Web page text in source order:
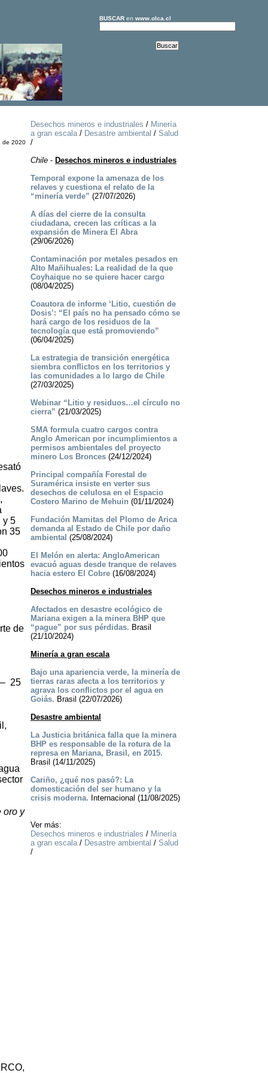
BUSCARen www.olca.cl
de 2020
y 5
35
de
– 25
oro y
Desechos mineros e industriales / Minería
a gran escala/ Desastre ambiental / Salud
/
Chile- Desechos mineros e industriales
Temporal expone la amenaza de los
relaves y cuestiona el relato de la
“minería verde” (27/07/2026)
A días del cierre de la consulta
ciudadana, crecen las críticas a la
expansión de Minera El Abra
(29/06/2026)
Contaminación por metales pesados en
Alto Mañihuales: La realidad de la que
Coyhaique no se quiere hacer cargo
(08/04/2025)
Coautora de informe ‘Litio, cuestión de
Dosis’: “El país no ha pensado cómo se
hará cargo de los residuos de la
tecnología que está promoviendo”
(06/04/2025)
La estrategia de transición energética
siembra conflictos en los territorios y
las comunidades a lo largo de Chile
(27/03/2025)
Webinar “Litio y residuos…el círculo no
cierra” (21/03/2025)
SMA formula cuatro cargos contra
Anglo American por incumplimientos a
permisos ambientales del proyecto
minero Los Bronces(24/12/2024)
Principal compañía Forestal de
Suramérica insiste en verter sus
desechos de celulosa en el Espacio
Costero Marino de Mehuin (01/11/2024)
Fundación Mamitas del Plomo de Arica
demanda al Estado de Chile por daño
ambiental (25/08/2024)
El Melón en alerta: AngloAmerican
evacuó aguas desde tranque de relaves
hacia estero El Cobre(16/08/2024)
Desechos mineros e industriales
Afectados en desastre ecológico de
Mariana exigen a la minera BHP que
“pague” por sus pérdidas. Brasil
(21/10/2024)
Minería a gran escala
Bajo una apariencia verde, la minería de
tierras raras afecta a los territorios y
agrava los conflictos por el agua en
Goiás. Brasil (22/07/2026)
Desastre ambiental
La Justicia británica falla que la minera
BHP es responsable de la rotura de la
represa en Mariana, Brasil, en 2015.
Brasil (14/11/2025)
Cariño, ¿qué nos pasó?: La
domesticación del ser humano y la
crisis moderna. Internacional (11/08/2025)
Ver más:
Desechos mineros e industriales / Minería
a gran escala/ Desastre ambiental / Salud
/